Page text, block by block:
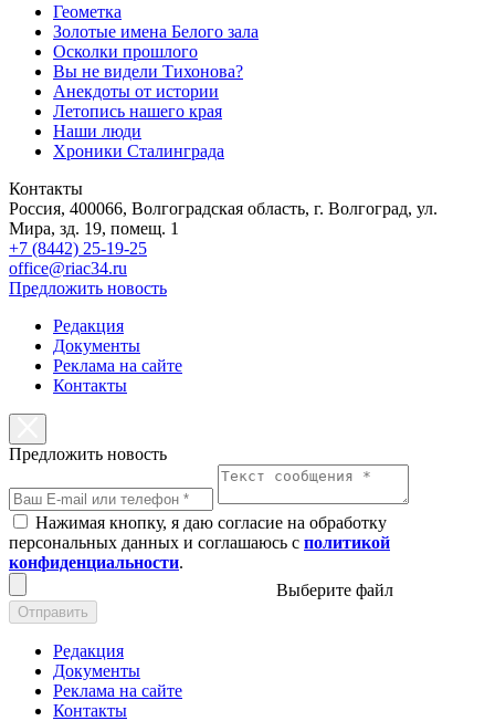
Геометка
Золотые имена Белого зала
Осколки прошлого
Вы не видели Тихонова?
Анекдоты от истории
Летопись нашего края
Наши люди
Хроники Сталинграда
Контакты
Россия, 400066, Волгоградская область, г. Волгоград, ул.
Мира, зд. 19, помещ. 1
+7 (8442) 25-19-25
office@riac34.ru
Предложить новость
Редакция
Документы
Реклама на сайте
Контакты
Предложить новость
Нажимая кнопку, я даю согласие на обработку
персональных данных и соглашаюсь с политикой
конфиденциальности.
Выберите файл
Отправить
Редакция
Документы
Реклама на сайте
Контакты